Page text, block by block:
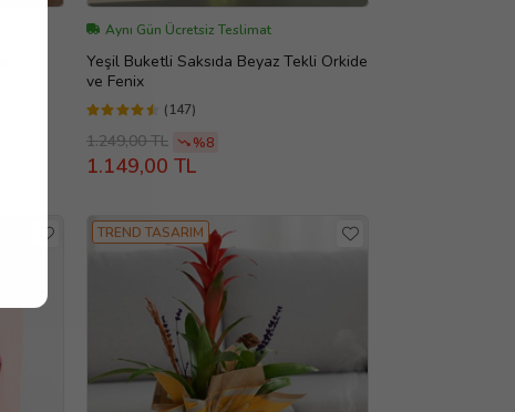
Aynı Gün Ücretsiz Teslimat
Yeşil Buketli Saksıda Beyaz Tekli Orkide
ve Fenix
(147)
1.249,00 TL %8
1.149,00 TL
TREND TASARIM